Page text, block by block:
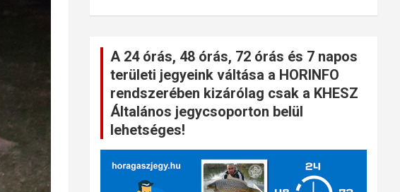
A 24 órás, 48 órás, 72 órás és 7 napos
területi jegyeink váltása a HORINFO
rendszerében kizárólag csak a KHESZ
Általános jegycsoporton belül
lehetséges!